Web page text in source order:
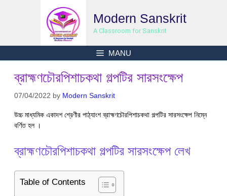
Modern Sanskrit
A Classroom for Sanskrit
MANU
ব্রাহ্মণচৌরপিশাচকথা গল্পটির সারসংক্ষেপ
07/04/2022 by Modern Sanskrit
উচ্চ মাধ্যমিক একাদশ শ্রেণীর পাঠ্যাংশ ব্রাহ্মণচৌরপিশাচকথা গল্পটির সারসংক্ষেপ নিম্নে
বর্ণিত হল ।
ব্রাহ্মণচৌরপিশাচকথা গল্পটির সারসংক্ষেপ লেখ
Table of Contents